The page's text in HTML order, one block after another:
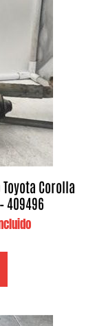
Corolla
409496